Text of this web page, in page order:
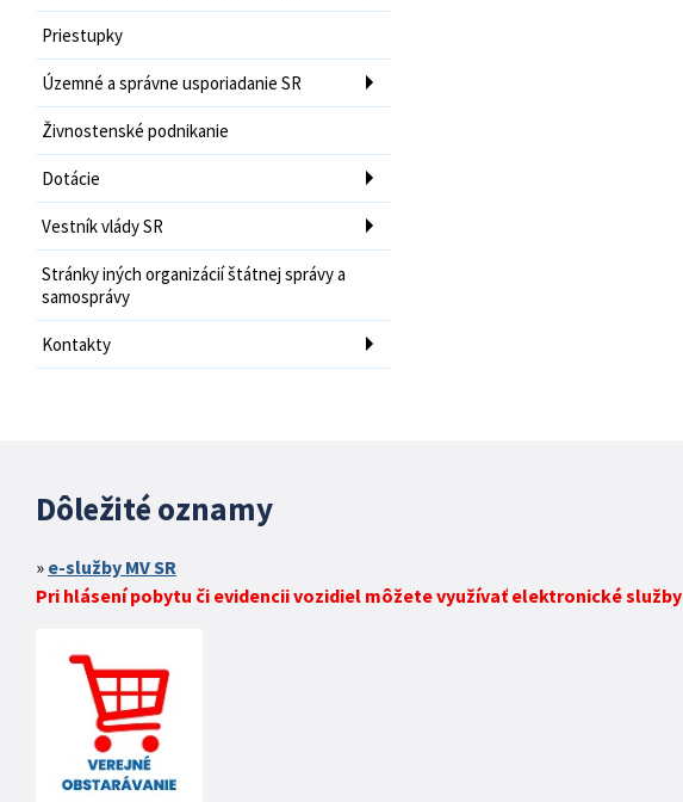
Priestupky
Územné a správne usporiadanie SR
Živnostenské podnikanie
Dotácie
Vestník vlády SR
Stránky iných organizácií štátnej správy a
samosprávy
Kontakty
Dôležité oznamy
e-služby MV SR
Pri hlásení pobytu či evidencii vozidiel môžete využívať elektronické služby